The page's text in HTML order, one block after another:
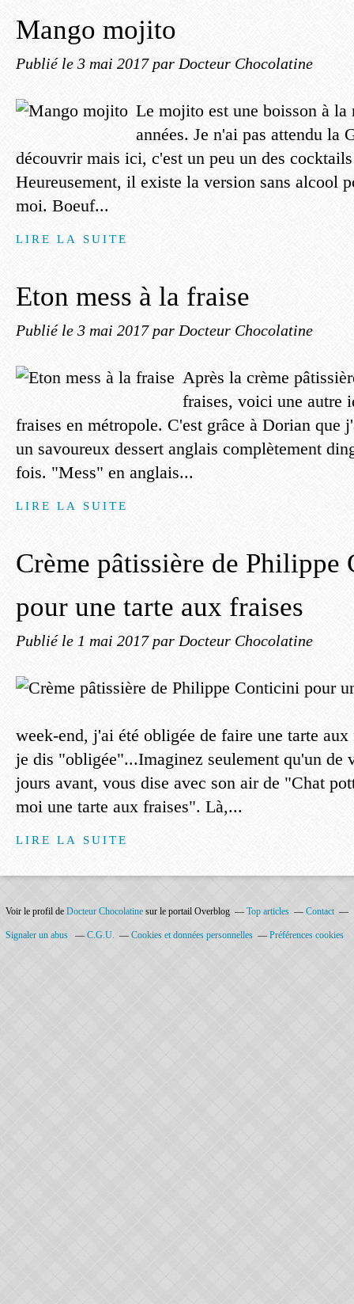
Mango mojito
Publié le 3 mai 2017 par Docteur Chocolatine
Le mojito est une boisson à la
années. Je n'ai pas attendu la
découvrir mais ici, c'est un peu un des
Heureusement, il existe la version sans alcool
moi. Boeuf...
LIRE LA SUITE
Eton mess à la fraise
Publié le 3 mai 2017 par Docteur Chocolatine
Après la crème
fraises, voici une autre
fraises en métropole. C'est grâce à Dorian que
un savoureux dessert anglais complètement
fois. "Mess" en anglais...
LIRE LA SUITE
Crème pâtissière de
pour une tarte aux fraises
Publié le 1 mai 2017 par Docteur Chocolatine
week-end, j'ai été obligée de faire une tarte
je dis "obligée"...Imaginez seulement qu'un de
jours avant, vous dise avec son air de "Chat
moi une tarte aux fraises". Là,...
LIRE LA SUITE
Voir le profil de Docteur Chocolatine sur le portail Overblog Top articles Contact
Signaler un abus C.G.U. Cookies et données personnelles Préférences cookies